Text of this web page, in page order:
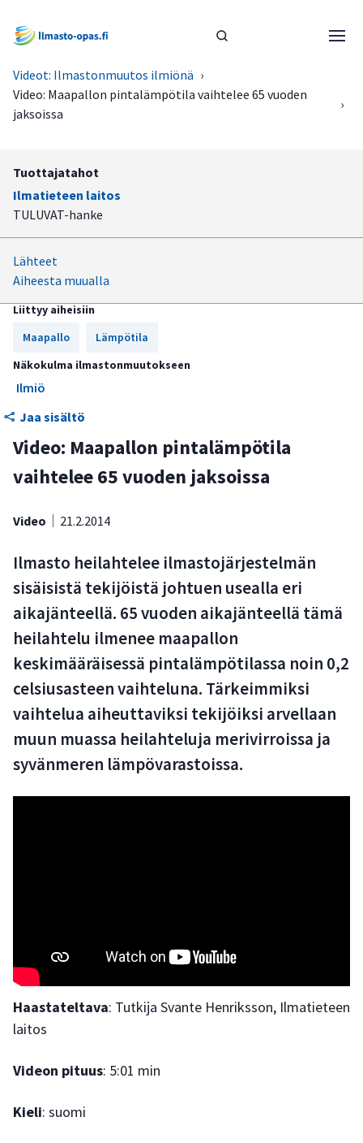
Videot: Ilmastonmuutos ilmiönä ›
Video: Maapallon pintalämpötila vaihtelee 65 vuoden
jaksoissa
›
Tuottajatahot
Ilmatieteen laitos
TULUVAT-hanke
Lähteet
Aiheesta muualla
Liittyy aiheisiin
Maapallo
Lämpötila
Näkokulma ilmastonmuutokseen
Ilmiö
Jaa sisältö
Video: Maapallon pintalämpötila
vaihtelee 65 vuoden jaksoissa
Video 21.2.2014
Ilmasto heilahtelee ilmastojärjestelmän
sisäisistä tekijöistä johtuen usealla eri
aikajänteellä. 65 vuoden aikajänteellä tämä
heilahtelu ilmenee maapallon
keskimääräisessä pintalämpötilassa noin 0,2
celsiusasteen vaihteluna. Tärkeimmiksi
vaihtelua aiheuttaviksi tekijöiksi arvellaan
muun muassa heilahteluja merivirroissa ja
syvänmeren lämpövarastoissa.
Haastateltava: Tutkija Svante Henriksson, Ilmatieteen
laitos
Videon pituus: 5:01 min
Kieli: suomi